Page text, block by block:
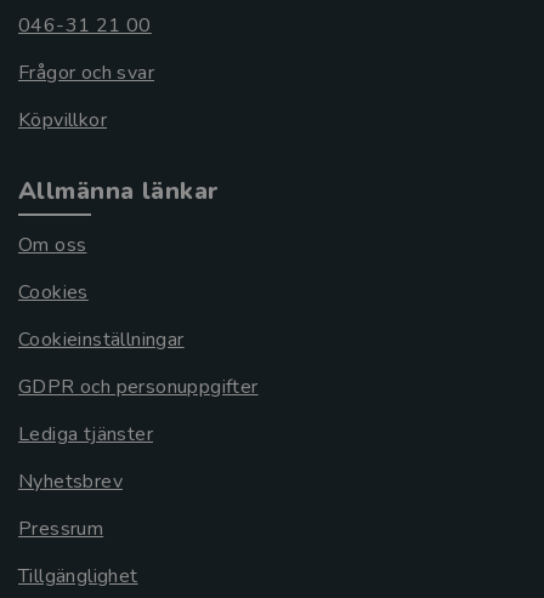
046-31 21 00
Frågor och svar
Köpvillkor
Allmänna länkar
Om oss
Cookies
Cookieinställningar
GDPR och personuppgifter
Lediga tjänster
Nyhetsbrev
Pressrum
Tillgänglighet